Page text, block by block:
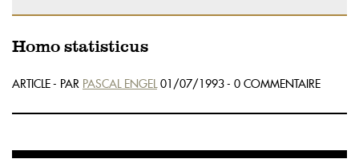
Homo statisticus
ARTICLE - PAR PASCAL ENGEL01/07/1993 - 0 COMMENTAIRE